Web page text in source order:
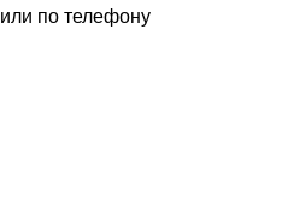
или по телефону